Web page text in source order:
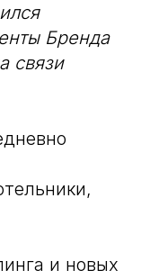
Бренда
связи
и новых